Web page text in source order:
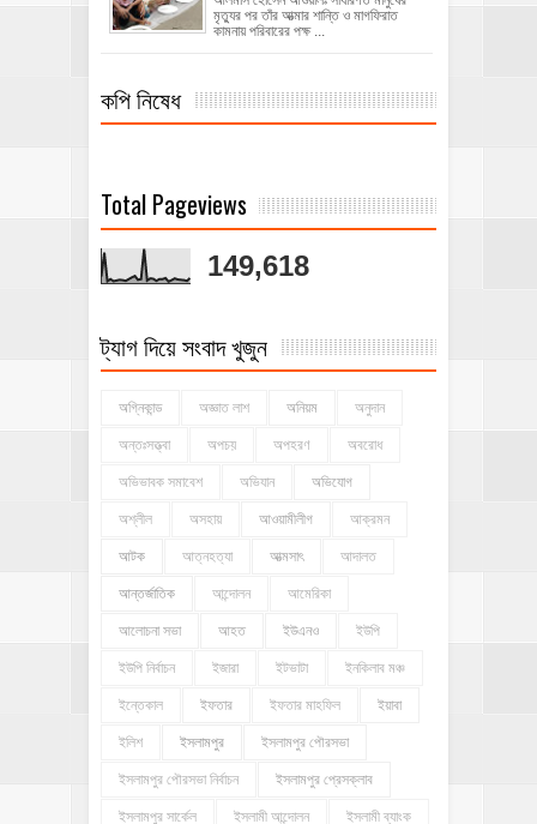
মৃত্যুর পর তাঁর আত্মার শান্তি ও মাগফিরাত
কামনায় পরিবারের পক্ষ ...
কপি নিষেধ
Total Pageviews
149,618
ট্যাগ দিয়ে সংবাদ খুজুন
অগ্নিকান্ড অজ্ঞাত লাশ অনিয়ম অনুদান
অন্তঃসত্ত্বা অপচয় অপহরণ অবরোধ
অভিভাবক সমাবেশ অভিযান অভিযোগ
অশ্লীল অসহায় আওয়ামীলীগ আক্রমন
আটক আত্নহত্যা আত্মসাৎ আদালত
আন্তর্জাতিক আন্দোলন আমেরিকা
আলোচনা সভা আহত ইউএনও ইউপি
ইউপি নির্বাচন ইজারা ইটভাটা ইনকিলাব মঞ্চ
ইন্তেকাল ইফতার ইফতার মাহফিল ইয়াবা
ইলিশ ইসলামপুর ইসলামপুর পৌরসভা
ইসলামপুর পৌরসভা নির্বাচন ইসলামপুর প্রেসক্লাব
ইসলামপুর সার্কেল ইসলামী আন্দোলন ইসলামী ব্যাংক